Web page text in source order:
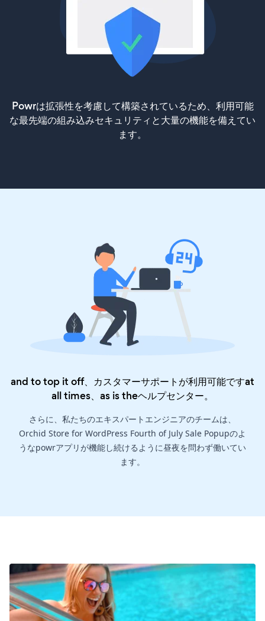
Powrは拡張性を考慮して構築されているため、利用可能
な最先端の組み込みセキュリティと大量の機能を備えてい
ます。
and to top it off、カスタマーサポートが利用可能ですat
all times、as is theヘルプセンター。
さらに、私たちのエキスパートエンジニアのチームは、
Orchid Store for WordPress Fourth of July Sale Popupのよ
うなpowrアプリが機能し続けるように昼夜を問わず働いてい
ます。